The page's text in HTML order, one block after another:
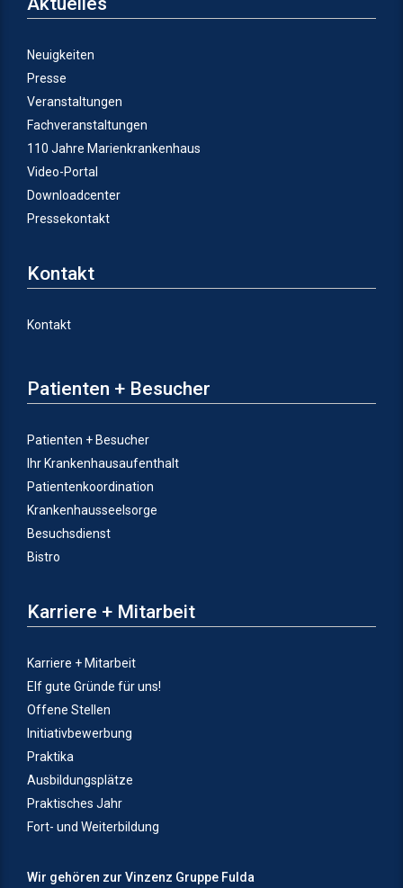
Neuigkeiten
Presse
Veranstaltungen
Fachveranstaltungen
110 Jahre Marienkrankenhaus
Video-Portal
Downloadcenter
Pressekontakt
Kontakt
Kontakt
Patienten + Besucher
Patienten + Besucher
Ihr Krankenhausaufenthalt
Patientenkoordination
Krankenhausseelsorge
Besuchsdienst
Bistro
Karriere + Mitarbeit
Karriere + Mitarbeit
Elf gute Gründe für uns!
Offene Stellen
Initiativbewerbung
Praktika
Ausbildungsplätze
Praktisches Jahr
Fort- und Weiterbildung
Wir gehören zur Vinzenz Gruppe Fulda